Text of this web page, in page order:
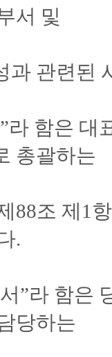
서 및
과 관련된
함은 대
총괄하는
88조 제1
.
”라 함은
당하는